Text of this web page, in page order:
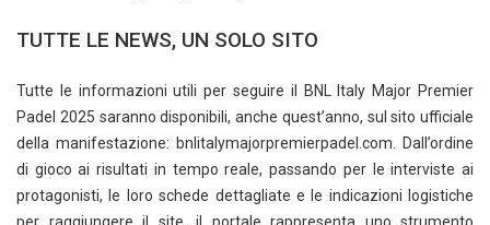
TUTTE LE NEWS, UN SOLO SITO
Tutte le informazioni utili per seguire il BNL Italy Major Premier
Padel 2025 saranno disponibili, anche quest’anno, sul sito ufficiale
della manifestazione: bnlitalymajorpremierpadel.com. Dall’ordine
di gioco ai risultati in tempo reale, passando per le interviste ai
protagonisti, le loro schede dettagliate e le indicazioni logistiche
per raggiungere il site, il portale rappresenta uno strumento